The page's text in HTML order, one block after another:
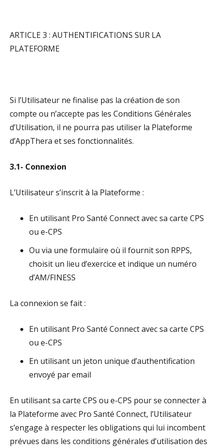
ARTICLE 3 : AUTHENTIFICATIONS SUR LA
PLATEFORME
Si l’Utilisateur ne finalise pas la création de son
compte ou n’accepte pas les Conditions Générales
d’Utilisation, il ne pourra pas utiliser la Plateforme
d’AppThera et ses fonctionnalités.
3.1- Connexion
L’Utilisateur s’inscrit à la Plateforme :
En utilisant Pro Santé Connect avec sa carte CPS
ou e-CPS
Ou via une formulaire où il fournit son RPPS,
choisit un lieu d’exercice et indique un numéro
d’AM/FINESS
La connexion se fait :
En utilisant Pro Santé Connect avec sa carte CPS
ou e-CPS
En utilisant un jeton unique d’authentification
envoyé par email
En utilisant sa carte CPS ou e-CPS pour se connecter à
la Plateforme avec Pro Santé Connect, l’Utilisateur
s’engage à respecter les obligations qui lui incombent
prévues dans les conditions générales d’utilisation des